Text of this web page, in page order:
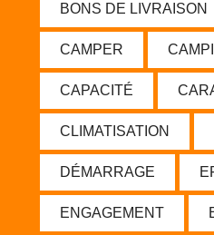
BONS DE LIVRAISON
CAMPER
CAPACITÉ
CLIMATISATION
DÉMARRAGE
ENGAGEMENT